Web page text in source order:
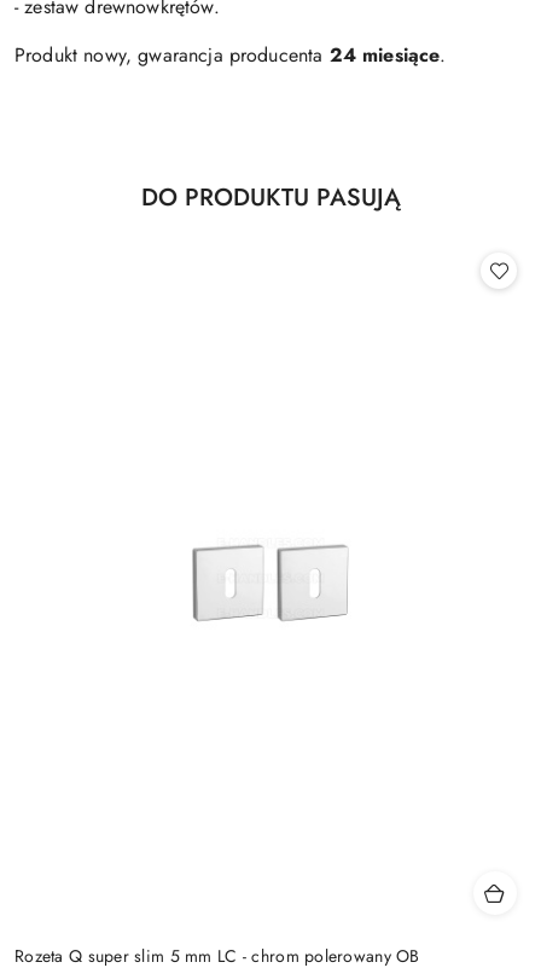
- zestaw drewnowkrętów.
Produkt nowy, gwarancja producenta 24 miesiące.
Pomiń karuzelę produktów
Produkty
DO PRODUKTU PASUJĄ
Rozeta Q super slim 5 mm LC - chrom polerowany OB